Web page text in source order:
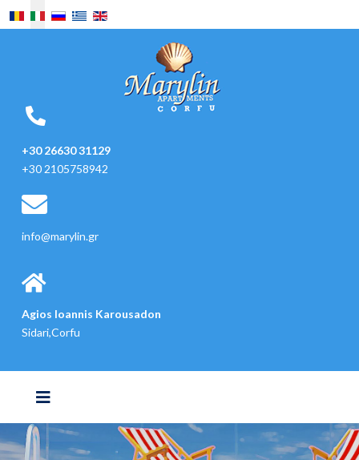
Seleziona la tua lingua
+30 26630 31129
+30 2105758942
info@marylin.gr
Agios Ioannis Karousadon
Sidari,Corfu